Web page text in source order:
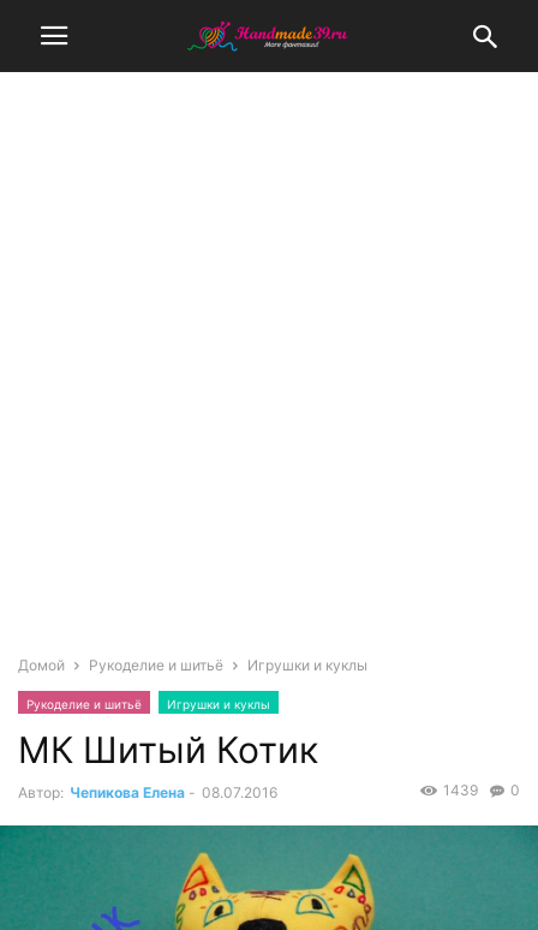
Домой Рукоделие и шитьё Игрушки и куклы
Рукоделие и шитьё Игрушки и куклы
МК Шитый Котик
Автор: Чепикова Елена - 08.07.2016 0
1439